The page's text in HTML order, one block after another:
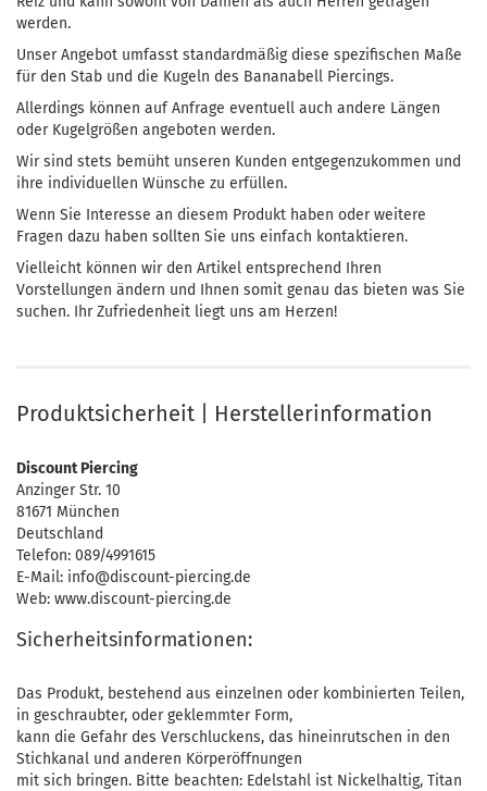
werden.
Unser Angebot umfasst standardmäßig diese spezifischen Maße
für den Stab und die Kugeln des Bananabell Piercings.
Allerdings können auf Anfrage eventuell auch andere Längen
oder Kugelgrößen angeboten werden.
Wir sind stets bemüht unseren Kunden entgegenzukommen und
ihre individuellen Wünsche zu erfüllen.
Wenn Sie Interesse an diesem Produkt haben oder weitere
Fragen dazu haben sollten Sie uns einfach kontaktieren.
Vielleicht können wir den Artikel entsprechend Ihren
Vorstellungen ändern und Ihnen somit genau das bieten was Sie
suchen. Ihr Zufriedenheit liegt uns am Herzen!
Produktsicherheit | Herstellerinformation
Discount Piercing
Anzinger Str. 10
81671 München
Deutschland
Telefon: 089/4991615
E-Mail: info@discount-piercing.de
Web: www.discount-piercing.de
Sicherheitsinformationen:
Das Produkt, bestehend aus einzelnen oder kombinierten Teilen,
in geschraubter, oder geklemmter Form,
kann die Gefahr des Verschluckens, das hineinrutschen in den
Stichkanal und anderen Körperöffnungen
mit sich bringen. Bitte beachten: Edelstahl ist Nickelhaltig, Titan